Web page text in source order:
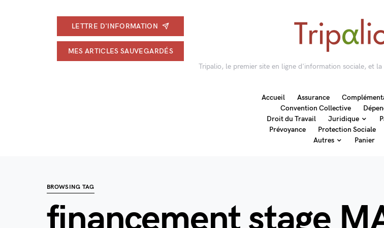
LETTRE D'INFORMATION
MES ARTICLES SAUVEGARDÉS
Tripalio, le premier site en ligne d'information sociale, et la
Accueil Assurance
Convention Collective
Droit du Travail
Juridique
Prévoyance
Protection Sociale
Autres
Panier
BROWSING TAG